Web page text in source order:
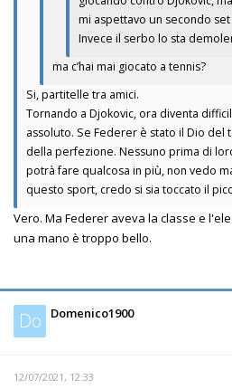
mi aspettavo un secondo
Invece il serbo lo sta
ma c’hai mai giocato a tennis?
Si, partitelle tra amici.
Tornando a Djokovic, ora diventa
assoluto. Se Federer è stato il Dio del
della perfezione. Nessuno prima di
potrà fare qualcosa in più, non vedo
questo sport, credo si sia toccato il
Vero. Ma Federer aveva la classe e
una mano è troppo bello.
Do Domenico1900
12/07/2021, 12:33